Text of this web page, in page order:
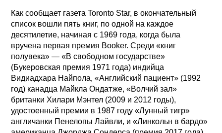
Как сообщает газета Toronto Star, в окончательный
список вошли пять книг, по одной на каждое
десятилетие, начиная с 1969 года, когда была
вручена первая премия Booker. Среди «книг
полувека» — «В свободном государстве»
(Букеровская премия 1971 года) индийца
Видиадхара Найпола, «Английский пациент» (1992
год) канадца Майкла Ондатже, «Волчий зал»
британки Хилари Мэнтел (2009 и 2012 годы),
удостоенный премии в 1987 году «Лунный тигр»
англичанки Пенелопы Лайвли, и «Линкольн в бардо»